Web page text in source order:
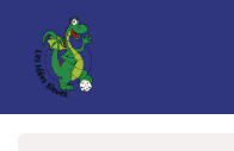
Se rendre au contenu